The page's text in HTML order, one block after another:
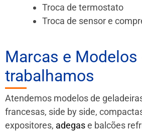
Troca de termostato
Troca de sensor e
Marcas e Modelos
trabalhamos
Atendemos modelos de
francesas, side by side,
expositores, adegase balcões